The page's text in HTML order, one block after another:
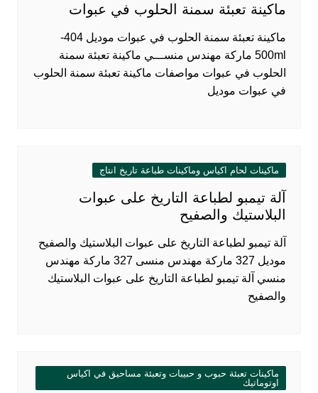
ماكينة تعبئة سمنة الحلوب في عبوات
ماكينة تعبئة سمنة الحلوب في عبوات موديل 404-
500ml ماركة مهندس منســـي ماكينة تعبئة سمنة
الحلوب في عبوات مواصفات ماكينة تعبئة سمنة الحلوب
في عبوات موديل
ماكينات لحام اكياس وماكينات طباعة تاريخ انتاج
آلة تيمبو لطباعة التاريخ على عبوات
البلاستيك والصفيح
آلة تيمبو لطباعة التاريخ على عبوات البلاستيك والصفيح
موديل 327 ماركة مهندس منسى 327 ماركة مهندس
منسي آلة تيمبو لطباعة التاريخ على عبوات البلاستيك
والصفيح
ماكينات تعبئة حبوب و حبيبات وتعبئة مساحيق في اكياس
اوتوماتيك